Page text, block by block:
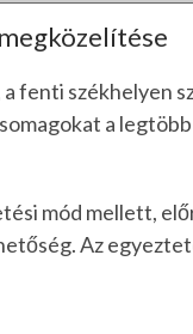
fenti székhelyen
a
mód mellett,
Az